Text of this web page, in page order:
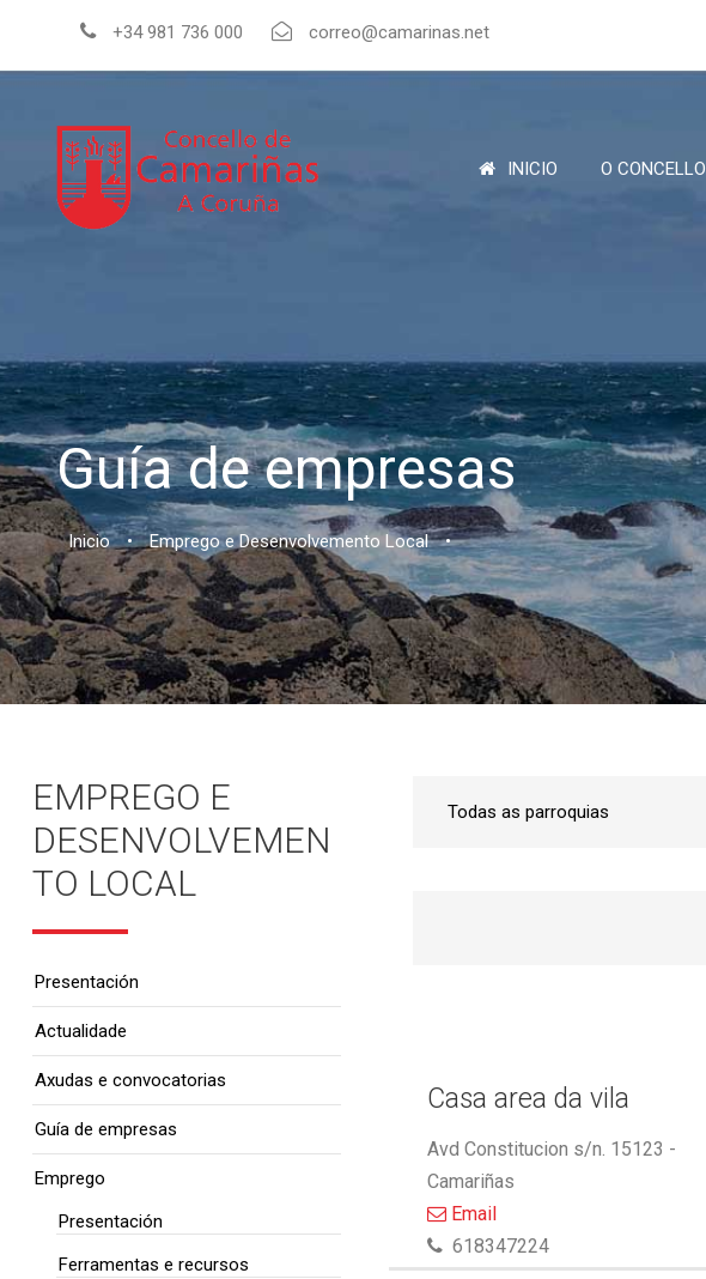
+34 981 736 000 correo@camarinas.net
INICIO O CONCELLO
Guía de empresas
Inicio • Emprego e Desenvolvemento Local •
Casa area da vila
Avd Constitucion s/n. 15123 -
Camariñas
Email
618347224
EMPREGO E
DESENVOLVEMEN
TO LOCAL
Presentación
Actualidade
Axudas e convocatorias
Guía de empresas
Emprego
Presentación
Ferramentas e recursos